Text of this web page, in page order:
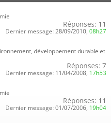
Réponses: 11
Dernier message: 28/09/2010, 08h27
développement durable et
Réponses: 7
Dernier message: 11/04/2008, 17h53
Réponses: 11
Dernier message: 01/07/2006, 19h04